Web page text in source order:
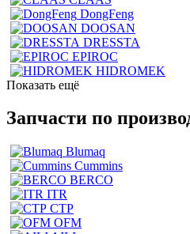
DongFeng
DOOSAN
DRESSTA
EPIROC
HIDROMEK
Показать ещё
Запчасти по
Blumaq
Cummins
BERCO
ITR
CTP
OFM